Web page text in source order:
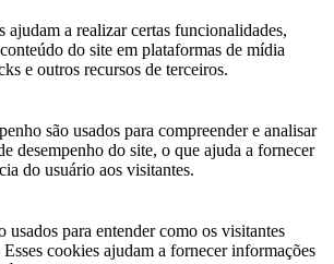
ajudam a realizar certas funcionalidades,
do site em plataformas de mídia
e outros recursos de terceiros.
são usados ​​para compreender e analisar
desempenho do site, o que ajuda a fornecer
do usuário aos visitantes.
usados ​​para entender como os visitantes
cookies ajudam a fornecer informações